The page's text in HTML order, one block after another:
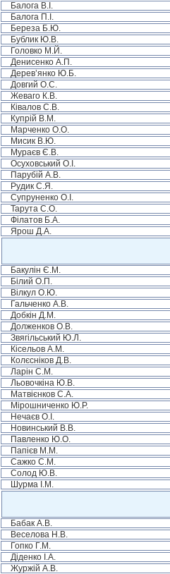
Балога В.І.
Балога П.І.
Береза Б.Ю.
Бублик Ю.В.
Головко М.Й.
Денисенко А.П.
Дерев’янко Ю.Б.
Довгий О.С.
Жеваго К.В.
Ківалов С.В.
Купрій В.М.
Марченко О.О.
Мисик В.Ю.
Мураєв Є.В.
Осуховський О.І.
Парубій А.В.
Рудик С.Я.
Супруненко О.І.
Тарута С.О.
Філатов Б.А.
Ярош Д.А.
Бакулін Є.М.
Білий О.П.
Вілкул О.Ю.
Гальченко А.В.
Добкін Д.М.
Долженков О.В.
Звягільський Ю.Л.
Кісельов А.М.
Колєсніков Д.В.
Ларін С.М.
Льовочкіна Ю.В.
Матвієнков С.А.
Мірошниченко Ю.Р.
Нечаєв О.І.
Новинський В.В.
Павленко Ю.О.
Папієв М.М.
Сажко С.М.
Солод Ю.В.
Шурма І.М.
Бабак А.В.
Веселова Н.В.
Гопко Г.М.
Діденко І.А.
Журжій А.В.